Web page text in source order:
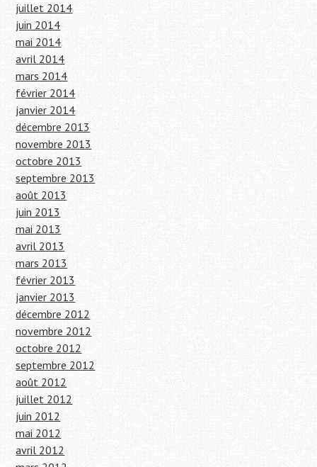
juillet 2014
juin 2014
mai 2014
avril 2014
mars 2014
février 2014
janvier 2014
décembre 2013
novembre 2013
octobre 2013
septembre 2013
août 2013
juin 2013
mai 2013
avril 2013
mars 2013
février 2013
janvier 2013
décembre 2012
novembre 2012
octobre 2012
septembre 2012
août 2012
juillet 2012
juin 2012
mai 2012
avril 2012